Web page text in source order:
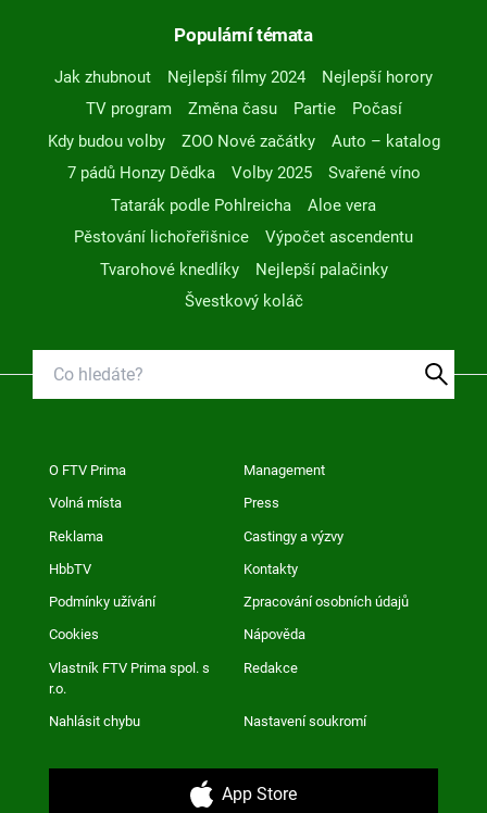
Populární témata
Jak zhubnout Nejlepší filmy 2024
Nejlepší horory
TV program
Změna času Partie
Počasí
Kdy budou volby
ZOO Nové začátky
Auto – katalog
7 pádů Honzy Dědka
Volby 2025
Svařené víno
Tatarák podle Pohlreicha
Aloe vera
Pěstování lichořeřišnice
Výpočet ascendentu
Tvarohové knedlíky
Nejlepší palačinky
Švestkový koláč
O FTV Prima Management
Volná místa Press
Reklama Castingy a výzvy
HbbTV Kontakty
Podmínky užívání Zpracování osobních údajů
Cookies Nápověda
Vlastník FTV Prima spol. s
r.o.
Redakce
Nahlásit chybu Nastavení soukromí
App Store